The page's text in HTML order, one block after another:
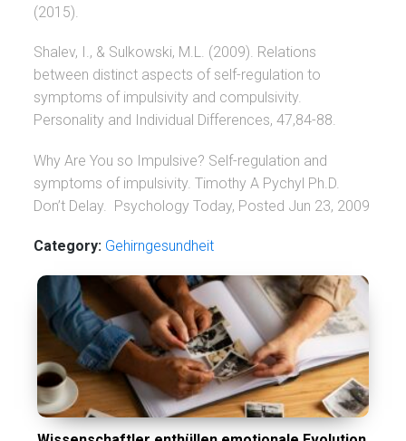
(2015).
Shalev, I., & Sulkowski, M.L. (2009). Relations
between distinct aspects of self-regulation to
symptoms of impulsivity and compulsivity.
Personality and Individual Differences, 47,84-88.
Why Are You so Impulsive? Self-regulation and
symptoms of impulsivity. Timothy A Pychyl Ph.D.
Don’t Delay. Psychology Today, Posted Jun 23, 2009
Category: Gehirngesundheit